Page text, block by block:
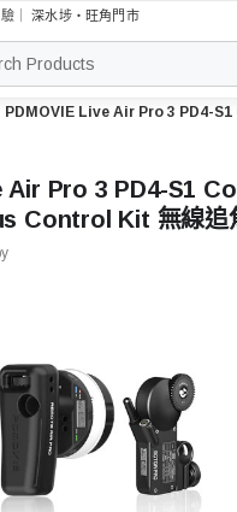
驗｜深水埗・旺角門市
Air Pro 3 PD4-S1
Control Kit 無線追